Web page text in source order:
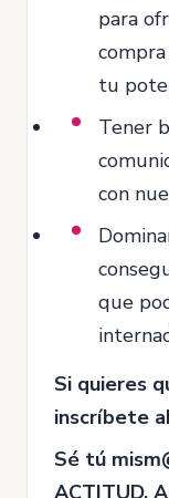
para
tu
Tener
con
que
Si quieres
inscríbete
Sé tú
ACTITUD.